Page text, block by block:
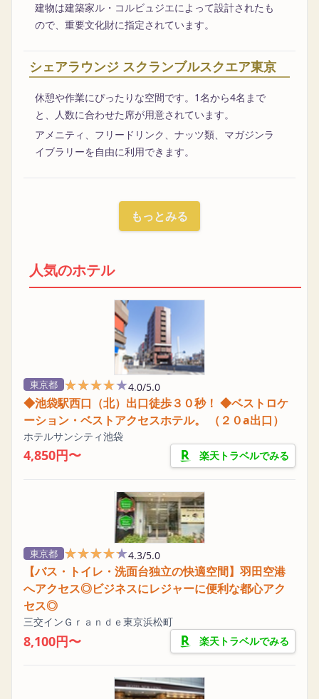
建物は建築家ル・コルビュジエによって設計されたも
ので、重要文化財に指定されています。
シェアラウンジ スクランブルスクエア東京
休憩や作業にぴったりな空間です。1名から4名まで
と、人数に合わせた席が用意されています。
アメニティ、フリードリンク、ナッツ類、マガジンラ
イブラリーを自由に利用できます。
もっとみる
人気のホテル
東京都 ★★★★★
★★★★★4.0/5.0
◆池袋駅西口（北）出口徒歩３０秒！ ◆ベストロケ
ーション・ベストアクセスホテル。 （２０a出口）
ホテルサンシティ池袋
4,850円〜 楽天トラベルでみる
東京都 ★★★★★
★★★★★4.3/5.0
【バス・トイレ・洗面台独立の快適空間】羽田空港
へアクセス◎ビジネスにレジャーに便利な都心アク
セス◎
三交インＧｒａｎｄｅ東京浜松町
8,100円〜 楽天トラベルでみる